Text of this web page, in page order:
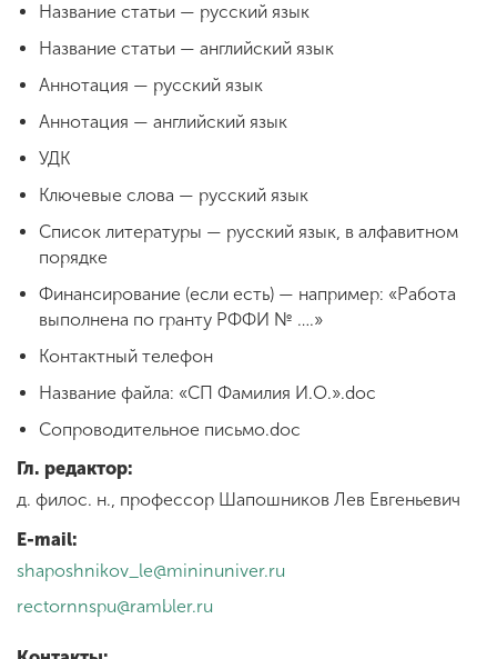
Название статьи — русский язык
Название статьи — английский язык
Аннотация — русский язык
Аннотация — английский язык
УДК
Ключевые слова — русский язык
Список литературы — русский язык, в алфавитном
порядке
Финансирование (если есть) — например: «Работа
выполнена по гранту РФФИ № ….»
Контактный телефон
Название файла: «СП Фамилия И.О.».doc
Сопроводительное письмо.doc
Гл. редактор:
д. филос. н., профессор Шапошников Лев Евгеньевич
E-mail:
shaposhnikov_le@mininuniver.ru
rectornnspu@rambler.ru